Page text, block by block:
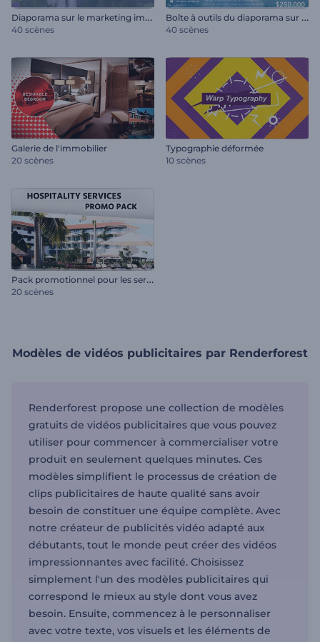
D
iaporama sur le marketing immobilier
40 scènes
B
oîte à outils du diaporama sur l'immobilier
40 scènes
Galerie de l'immobilier
20 scènes
Typographie déformée
10 scènes
P
ack promotionnel pour les services d'accueil
20 scènes
Modèles de vidéos publicitaires par Renderforest
Renderforest propose une collection de modèles
gratuits de vidéos publicitaires que vous pouvez
utiliser pour commencer à commercialiser votre
produit en seulement quelques minutes. Ces
modèles simplifient le processus de création de
clips publicitaires de haute qualité sans avoir
besoin de constituer une équipe complète. Avec
notre créateur de publicités vidéo adapté aux
débutants, tout le monde peut créer des vidéos
impressionnantes avec facilité. Choisissez
simplement l'un des modèles publicitaires qui
correspond le mieux au style dont vous avez
besoin. Ensuite, commencez à le personnaliser
avec votre texte, vos visuels et les éléments de